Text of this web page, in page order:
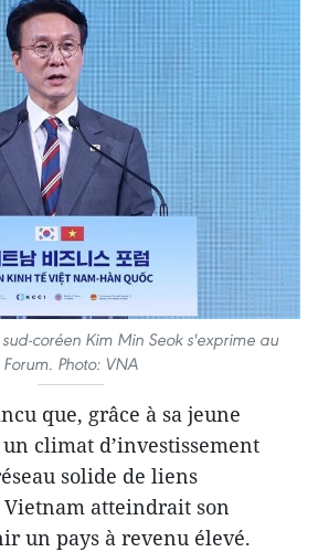
coréen Kim Min Seok s'exprime au
Forum. Photo: VNA
que, grâce à sa jeune
climat d’investissement
solide de liens
atteindrait son
un pays à revenu élevé.